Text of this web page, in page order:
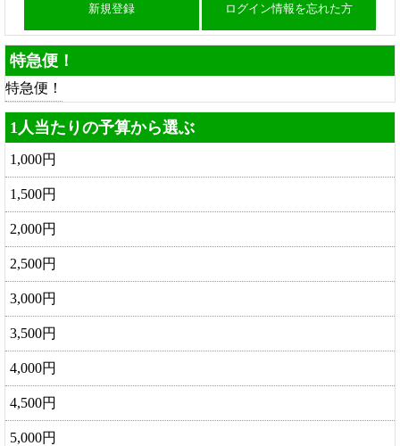
新規登録 ログイン情報を忘れた方
特急便！
特急便！
1人当たりの予算から選ぶ
1,000円
1,500円
2,000円
2,500円
3,000円
3,500円
4,000円
4,500円
5,000円